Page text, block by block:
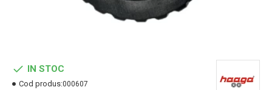
IN STOC
Cod produs:000607